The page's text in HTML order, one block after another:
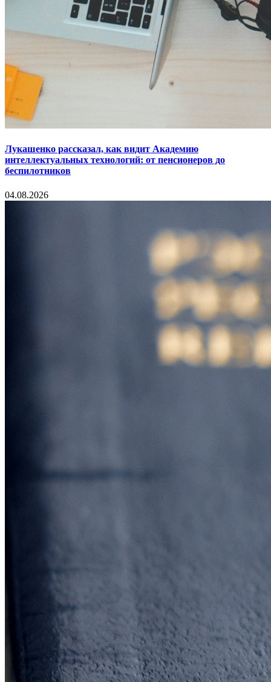
Лукашенко рассказал, как видит Академию
интеллектуальных технологий: от пенсионеров до
беспилотников
04.08.2026